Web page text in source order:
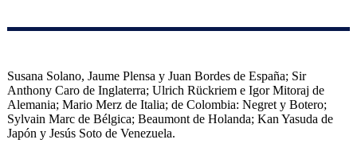
Susana Solano, Jaume Plensa y Juan Bordes de España; Sir
Anthony Caro de Inglaterra; Ulrich Rückriem e Igor Mitoraj de
Alemania; Mario Merz de Italia; de Colombia: Negret y Botero;
Sylvain Marc de Bélgica; Beaumont de Holanda; Kan Yasuda de
Japón y Jesús Soto de Venezuela.